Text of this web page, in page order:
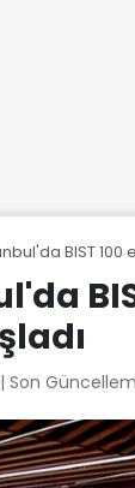
BIST
| Son